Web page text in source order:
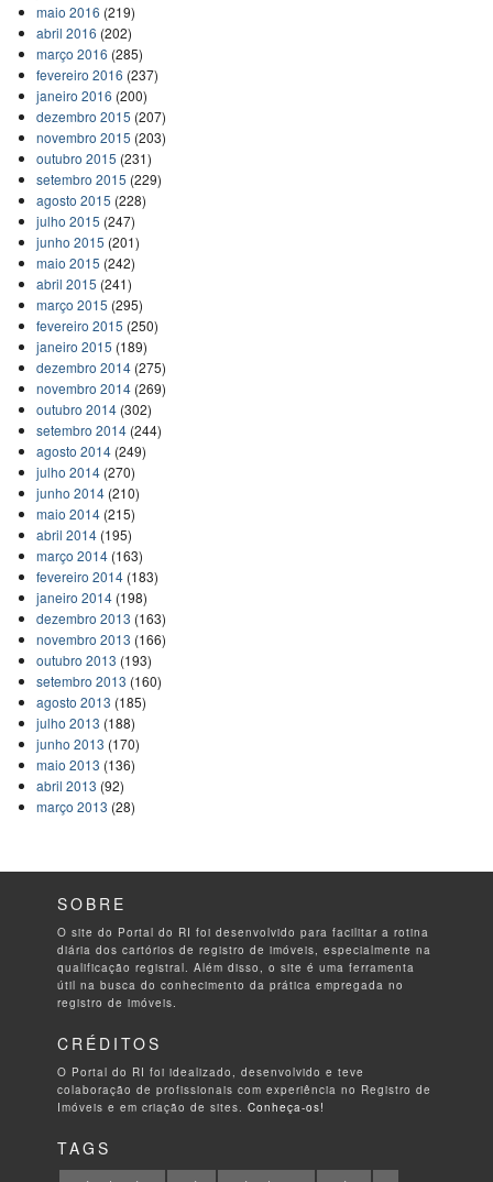
maio 2016 (219)
abril 2016 (202)
março 2016 (285)
fevereiro 2016 (237)
janeiro 2016 (200)
dezembro 2015 (207)
novembro 2015 (203)
outubro 2015 (231)
setembro 2015 (229)
agosto 2015 (228)
julho 2015 (247)
junho 2015 (201)
maio 2015 (242)
abril 2015 (241)
março 2015 (295)
fevereiro 2015 (250)
janeiro 2015 (189)
dezembro 2014(275)
novembro 2014(269)
outubro 2014(302)
setembro 2014(244)
agosto 2014(249)
julho 2014(270)
junho 2014(210)
maio 2014(215)
abril 2014(195)
março 2014(163)
fevereiro 2014(183)
janeiro 2014(198)
dezembro 2013 (163)
novembro 2013 (166)
outubro 2013 (193)
setembro 2013 (160)
agosto 2013 (185)
julho 2013 (188)
junho 2013 (170)
maio 2013 (136)
abril 2013 (92)
março 2013 (28)
SOBRE
O site do Portal do RI foi desenvolvido para facilitar a rotina
diária dos cartórios de registro de imóveis, especialmente na
qualificação registral. Além disso, o site é uma ferramenta
útil na busca do conhecimento da prática empregada no
registro de imóveis.
CRÉDITOS
O Portal do RI foi idealizado, desenvolvido e teve
colaboração de profissionais com experiência no Registro de
Imóveis e em criação de sites.Conheça-os!
TAGS